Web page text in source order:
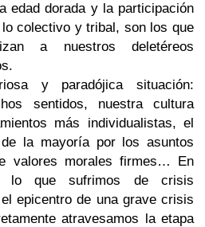
edad dorada y la participación
colectivo y tribal, son los que
a nuestros deletéreos
y paradójica situación:
sentidos, nuestra cultura
más individualistas, el
de la mayoría por los asuntos
valores morales firmes… En
lo que sufrimos de crisis
epicentro de una grave crisis
atravesamos la etapa